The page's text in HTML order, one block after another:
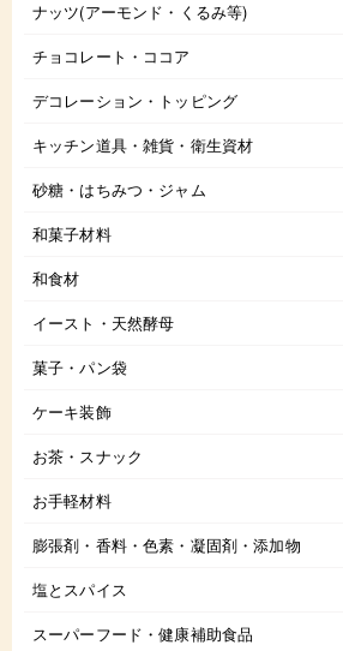
ナッツ(アーモンド・くるみ等)
チョコレート・ココア
デコレーション・トッピング
キッチン道具・雑貨・衛生資材
砂糖・はちみつ・ジャム
和菓子材料
和食材
イースト・天然酵母
菓子・パン袋
ケーキ装飾
お茶・スナック
お手軽材料
膨張剤・香料・色素・凝固剤・添加物
塩とスパイス
スーパーフード・健康補助食品